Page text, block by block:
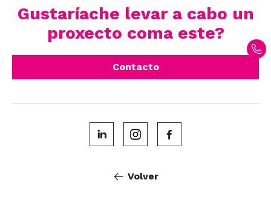
Gustaríache levar a cabo un
proxecto coma este?
Contacto
Volver